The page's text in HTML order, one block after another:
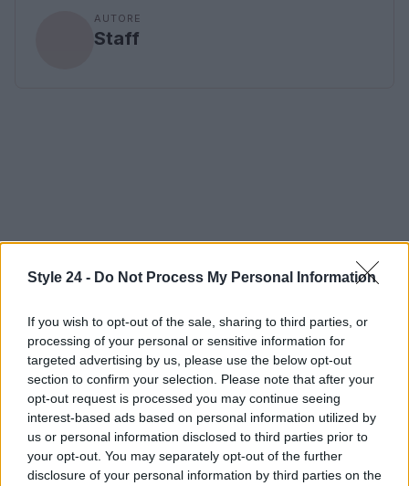
Style 24 - Do Not Process My Personal Information
If you wish to opt-out of the sale, sharing to third parties, or
processing of your personal or sensitive information for
targeted advertising by us, please use the below opt-out
section to confirm your selection. Please note that after your
opt-out request is processed you may continue seeing
interest-based ads based on personal information utilized by
us or personal information disclosed to third parties prior to
your opt-out. You may separately opt-out of the further
disclosure of your personal information by third parties on the
AUTORE
Staff